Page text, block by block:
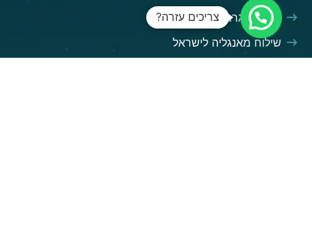
שילוח מגרמניה לישראל
שילוח מאנגליה לישראל
צריכים עזרה?